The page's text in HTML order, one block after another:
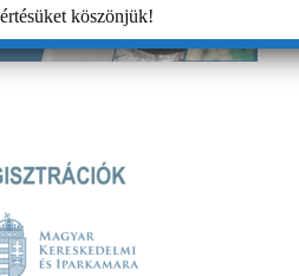
köszönjük!